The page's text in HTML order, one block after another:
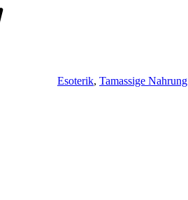
Esoterik, Tamassige Nahrung